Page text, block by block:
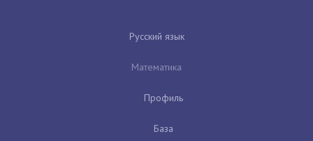
Русский язык
Математика
Профиль
База